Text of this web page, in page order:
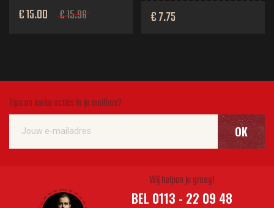
€ 15.00 € 15.96 € 7.75
Tips en leuke acties in je mailbox?
OK
Wij helpen je graag!
BEL 0113 - 22 09 48